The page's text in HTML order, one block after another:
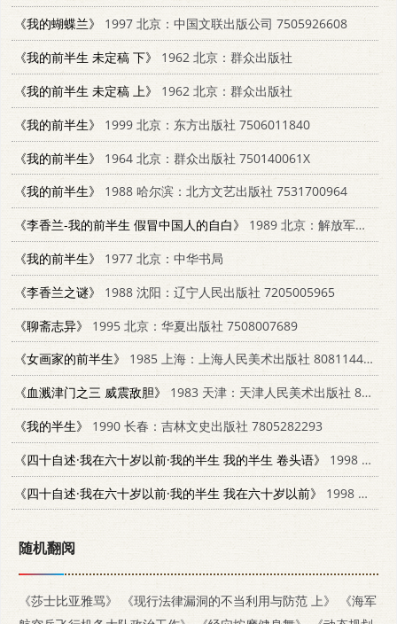
《我的蝴蝶兰》
1997 北京：中国文联出版公司 7505926608
《我的前半生 未定稿 下》
1962 北京：群众出版社
《我的前半生 未定稿 上》
1962 北京：群众出版社
《我的前半生》
1999 北京：东方出版社 7506011840
《我的前半生》
1964 北京：群众出版社 750140061X
《我的前半生》
1988 哈尔滨：北方文艺出版社 7531700964
《李香兰-我的前半生 假冒中国人的自白》
1989 北京：解放军出版社 7506507285
《我的前半生》
1977 北京：中华书局
《李香兰之谜》
1988 沈阳：辽宁人民出版社 7205005965
《聊斋志异》
1995 北京：华夏出版社 7508007689
《女画家的前半生》
1985 上海：上海人民美术出版社 808114433
《血溅津门之三 威震敌胆》
1983 天津：天津人民美术出版社 807330680
《我的半生》
1990 长春：吉林文史出版社 7805282293
《四十自述·我在六十岁以前·我的半生 我的半生 卷头语》
1998 长沙：岳麓书社 7805209200
《四十自述·我在六十岁以前·我的半生 我在六十岁以前》
1998 长沙：岳麓书社 7805209200
随机翻阅
《莎士比亚雅骂》 《现行法律漏洞的不当利用与防范 上》
《海军